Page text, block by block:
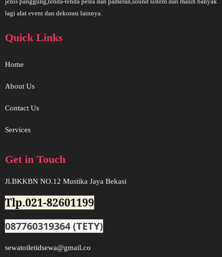
lagi alat event dan dekorasi lainnya.
Quick Links
Home
About Us
Contact Us
Services
Get in Touch
Jl.BKKBN NO.12 Mustika Jaya Bekasi
Tlp.021-82601199
087760319364 (TETY)
sewatoiletidsewa@gmail.co